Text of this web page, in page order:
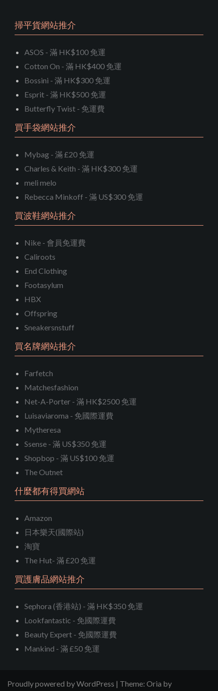
掃平貨網站推介
ASOS - 滿 HK$100 免運
Cotton On - 滿 HK$400 免運
Bossini - 滿 HK$300 免運
Esprit - 滿 HK$500 免運
Butterfly Twist - 免運費
買手袋網站推介
Mybag - 滿 £20 免運
Charles & Keith - 滿 HK$300 免運
meli melo
Rebecca Minkoff - 滿 US$300 免運
買波鞋網站推介
Nike - 會員免運費
Caliroots
End Clothing
Footasylum
HBX
Offspring
Sneakersnstuff
買名牌網站推介
Farfetch
Matchesfashion
Net-A-Porter - 滿 HK$2500 免運
Luisaviaroma - 免國際運費
Mytheresa
Ssense - 滿 US$350 免運
Shopbop - 滿 US$100 免運
The Outnet
什麼都有得買網站
Amazon
日本樂天(國際站)
淘寶
The Hut- 滿 £20 免運
買護膚品網站推介
Sephora (香港站) - 滿 HK$350 免運
Lookfantastic - 免國際運費
Beauty Expert - 免國際運費
Mankind - 滿 £50 免運
Proudly powered by WordPress | Theme: Oria by